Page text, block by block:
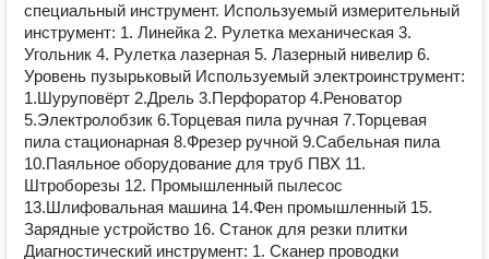
специальный инструмент. Используемый измерительный
инструмент: 1. Линейка 2. Рулетка механическая 3.
Угольник 4. Рулетка лазерная 5. Лазерный нивелир 6.
Уровень пузырьковый Используемый электроинструмент:
1.Шуруповёрт 2.Дрель 3.Перфоратор 4.Реноватор
5.Электролобзик 6.Торцевая пила ручная 7.Торцевая
пила стационарная 8.Фрезер ручной 9.Сабельная пила
10.Паяльное оборудование для труб ПВХ 11.
Штроборезы 12. Промышленный пылесос
13.Шлифовальная машина 14.Фен промышленный 15.
Зарядные устройство 16. Станок для резки плитки
Диагностический инструмент: 1. Сканер проводки